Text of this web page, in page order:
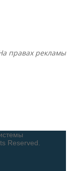
правах рекламы
Reserved.